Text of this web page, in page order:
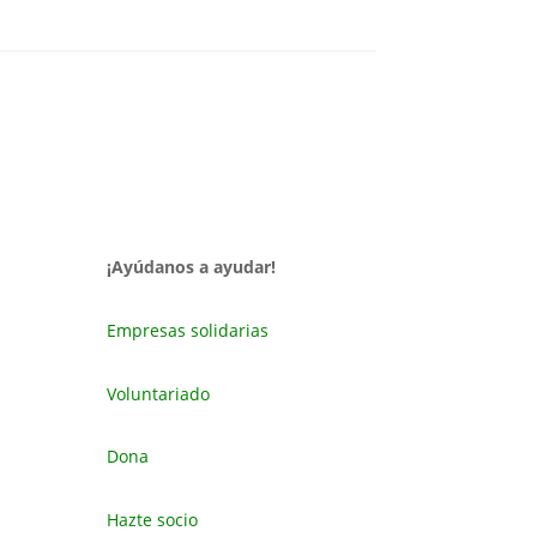
¡Ayúdanos a ayudar!
Empresas solidarias
Voluntariado
Dona
Hazte socio